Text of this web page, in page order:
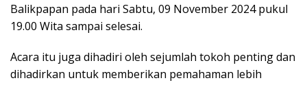
Balikpapan pada hari Sabtu, 09 November 2024 pukul
19.00 Wita sampai selesai.
Acara itu juga dihadiri oleh sejumlah tokoh penting dan
dihadirkan untuk memberikan pemahaman lebih